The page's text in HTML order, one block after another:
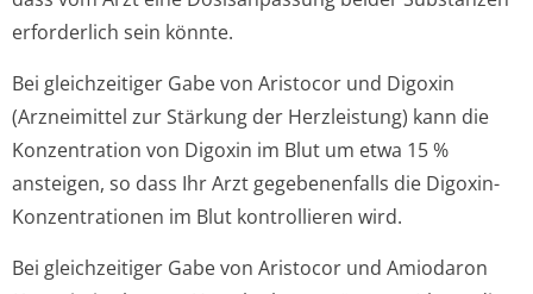
erforderlich sein könnte.
Bei gleichzeitiger Gabe von Aristocor und Digoxin
(Arzneimittel zur Stärkung der Herzleistung) kann die
Konzentration von Digoxin im Blut um etwa 15 %
ansteigen, so dass Ihr Arzt gegebenenfalls die Digoxin-
Konzentrationen im Blut kontrollieren wird.
Bei gleichzeitiger Gabe von Aristocor und Amiodaron